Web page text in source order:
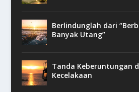
Berlindunglah dari
Banyak Utang”
Tanda Keberuntungan
Kecelakaan